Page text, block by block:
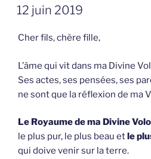
GEPLAATST
OP
12 juin 2019
Cher fils, chère fille,
L’âme qui vit dans ma Divine
Ses actes, ses pensées, ses
ne sont que la réflexion de ma
Le Royaume de ma Divine
le plus pur, le plus beau etle
qui doive venir sur la terre.